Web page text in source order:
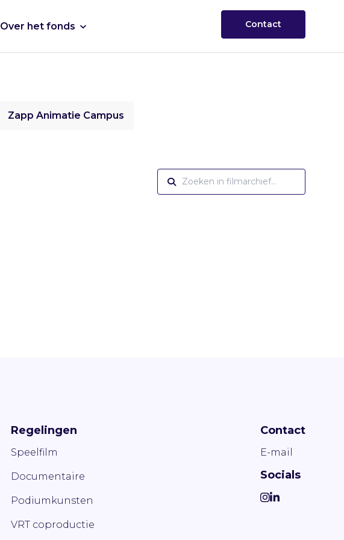
Over het fonds Contact
Zapp Animatie Campus
Regelingen
Speelfilm
Documentaire
Podiumkunsten
VRT coproductie
Contact
E-mail
Socials